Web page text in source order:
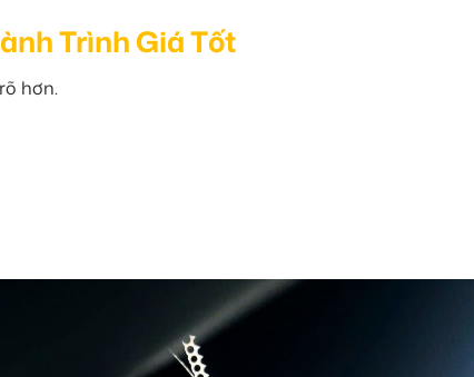
Trình Giá Tốt
hơn.